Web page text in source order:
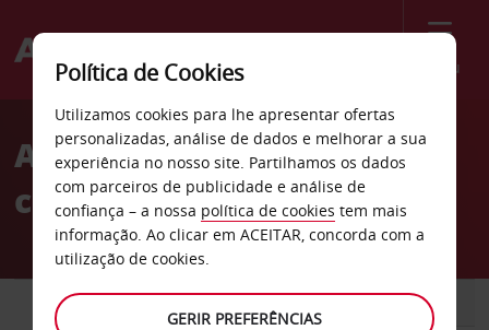
Menu
Welcome
AvisAluguer de
carros Hokksund
CARRO COMERCIAIS
Política de Cookies
Utilizamos cookies para lhe apresentar ofertas
personalizadas, análise de dados e melhorar a sua
experiência no nosso site. Partilhamos os dados
com parceiros de publicidade e análise de
confiança – a nossa política de cookies tem mais
informação. Ao clicar em ACEITAR, concorda com a
utilização de cookies.
GERIR PREFERÊNCIAS